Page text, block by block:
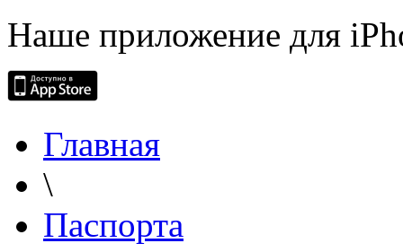
Наше приложение для
Главная
\
Паспорта